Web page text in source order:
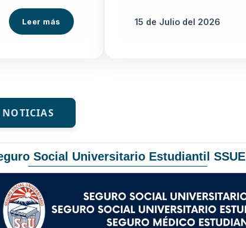
Leer más 15 de Juliodel 2026
NOTICIAS
Social Universitario Estudiantil SSUE